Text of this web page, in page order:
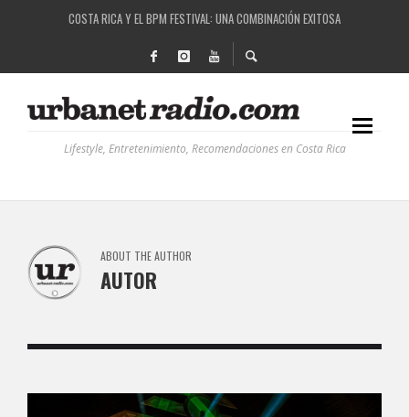
RUTAS NATURBANAS: EL PROYECTO QUE ESTÁ TRANSFORMANDO LA CALIDAD DE
LA HISTORIA DETRÁS DE LA MÚSICA ELECTRÓNICA: BBC RADIOPHONIC WORKSHOP
RECORDANDO LA EXPERIENCIA BPM: UN REVIEW DE LA PRIMERA EDICIÓN QUE
Lifestyle, Entretenimiento, Recomendaciones en Costa Rica
ABOUT THE AUTHOR
AUTOR